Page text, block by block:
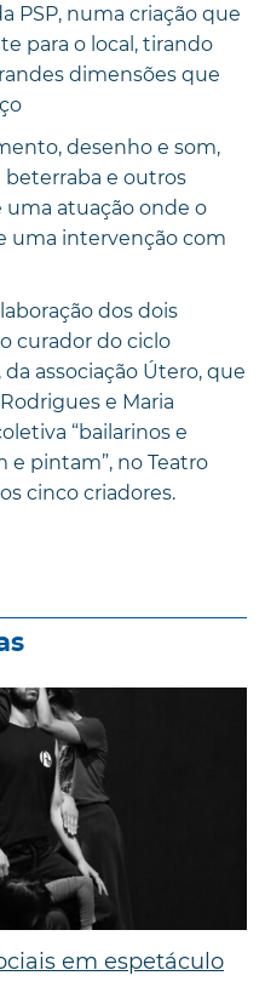
PSP, numa criação que
para o local, tirando
dimensões que
desenho e som,
beterraba e outros
uma atuação onde o
uma intervenção com
dos dois
curador do ciclo
associação Útero, que
e Maria
“bailarinos e
e pintam”, no Teatro
cinco criadores.
em espetáculo